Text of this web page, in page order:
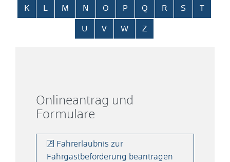
K L M N O P Q R S T
U V W Z
Onlineantrag und
Formulare
Fahrerlaubnis zur
Fahrgastbeförderung beantragen